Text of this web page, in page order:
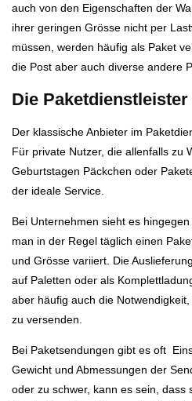
auch von den Eigenschaften der
ihrer geringen Grösse nicht per
müssen, werden häufig als Paket
die Post aber auch diverse andere
Die
Der klassische Anbieter im
Für private Nutzer, die allenfalls zu
Geburtstagen Päckchen oder
der ideale Service.
Bei Unternehmen sieht es
man in der Regel täglich einen
und Grösse variiert. Die
auf Paletten oder als
aber häufig auch die
zu versenden.
Bei Paketsendungen gibt es oft
Gewicht und Abmessungen der
oder zu schwer, kann es sein, dass